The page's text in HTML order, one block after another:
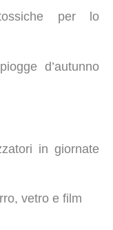
per lo
d’autunno
in giornate
vetro e film